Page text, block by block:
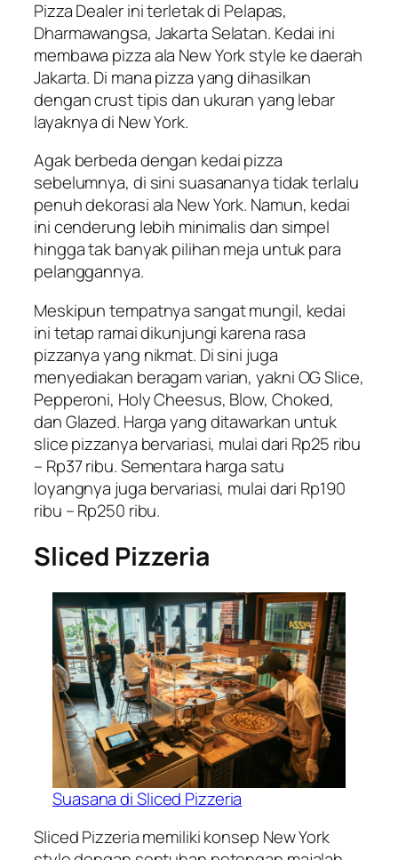
Pizza Dealer ini terletak di Pelapas,
Dharmawangsa, Jakarta Selatan. Kedai ini
membawa pizza ala New York style ke daerah
Jakarta. Di mana pizza yang dihasilkan
dengan crust tipis dan ukuran yang lebar
layaknya di New York.
Agak berbeda dengan kedai pizza
sebelumnya, di sini suasananya tidak terlalu
penuh dekorasi ala New York. Namun, kedai
ini cenderung lebih minimalis dan simpel
hingga tak banyak pilihan meja untuk para
pelanggannya.
Meskipun tempatnya sangat mungil, kedai
ini tetap ramai dikunjungi karena rasa
pizzanya yang nikmat. Di sini juga
menyediakan beragam varian, yakni OG Slice,
Pepperoni, Holy Cheesus, Blow, Choked,
dan Glazed. Harga yang ditawarkan untuk
slice pizzanya bervariasi, mulai dari Rp25 ribu
– Rp37 ribu. Sementara harga satu
loyangnya juga bervariasi, mulai dari Rp190
ribu – Rp250 ribu.
Sliced Pizzeria
Suasana di Sliced Pizzeria
Sliced Pizzeria memiliki konsep New York